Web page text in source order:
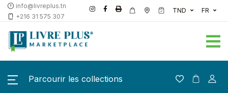
info@livreplus.tn
+216 31 575 307
TND FR
Parcourir les collections